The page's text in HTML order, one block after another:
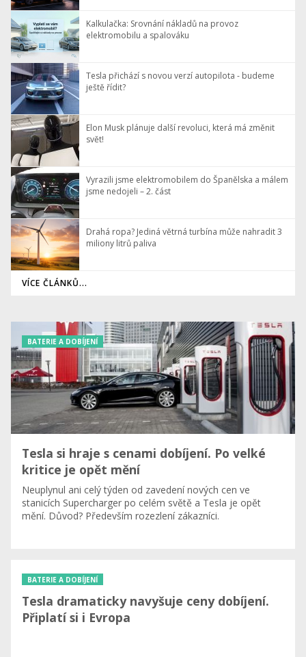
Kalkulačka: Srovnání nákladů na provoz
elektromobilu a spalováku
Tesla přichází s novou verzí autopilota - budeme
ještě řídit?
Elon Musk plánuje další revoluci, která má změnit
svět!
Vyrazili jsme elektromobilem do Španělska a málem
jsme nedojeli – 2. část
Drahá ropa? Jediná větrná turbína může nahradit 3
miliony litrů paliva
VÍCE ČLÁNKŮ...
Tesla si hraje s cenami dobíjení. Po velké
kritice je opět mění
Neuplynul ani celý týden od zavedení nových cen ve
stanicích Supercharger po celém světě a Tesla je opět
mění. Důvod? Především rozezlení zákazníci.
BATERIE A DOBÍJENÍ
Tesla dramaticky navyšuje ceny dobíjení.
Připlatí si i Evropa
BATERIE A DOBÍJENÍ